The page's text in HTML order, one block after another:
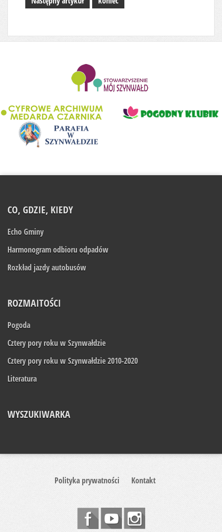
CO, GDZIE, KIEDY
Echo Gminy
Harmonogram odbioru odpadów
Rozkład jazdy autobusów
ROZMAITOŚCI
Pogoda
Cztery pory roku w Szynwałdzie
Cztery pory roku w Szynwałdzie 2010-2020
Literatura
WYSZUKIWARKA
Polityka prywatności Kontakt